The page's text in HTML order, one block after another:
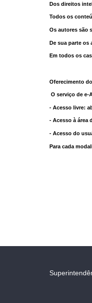
Dos direitos
Todos os
Os autores são
De sua parte os
Em todos os
Oferecimento
O serviço de e-
- Acesso livre:
- Acesso à área
- Acesso do
Para cada